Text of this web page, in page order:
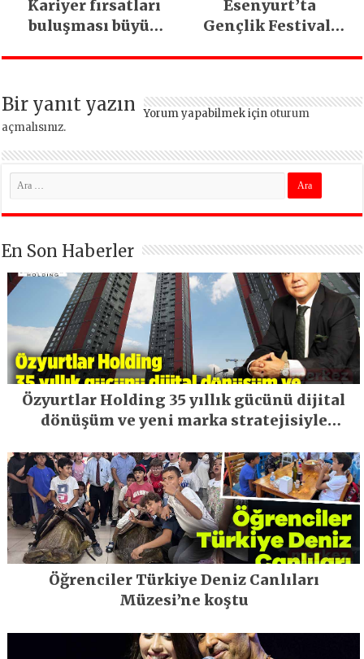
Kariyer fırsatları
buluşması büyük
Esenyurt’ta
Gençlik Festivali
Bir yanıt yazın Yorum yapabilmek için oturum
açmalısınız.
En Son Haberler
Özyurtlar Holding 35 yıllık gücünü dijital
dönüşüm ve yeni marka stratejisiyle
Öğrenciler Türkiye Deniz Canlıları
Müzesi’ne koştu